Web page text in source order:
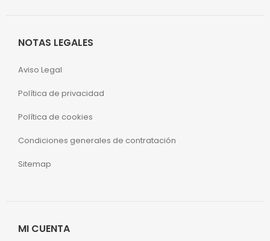
NOTAS LEGALES
Aviso Legal
Política de privacidad
Política de cookies
Condiciones generales de contratación
Sitemap
MI CUENTA